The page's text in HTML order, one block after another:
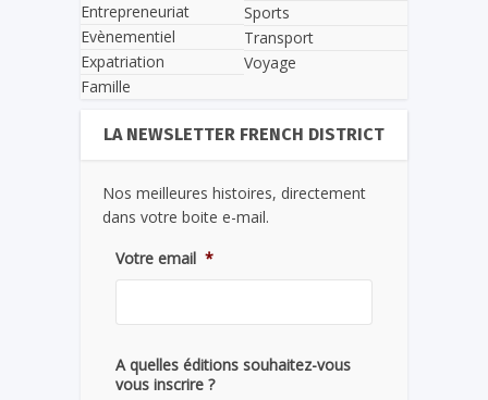
Entrepreneuriat
Evènementiel
Expatriation
Famille
Sports
Transport
Voyage
LA NEWSLETTER FRENCH DISTRICT
Nos meilleures histoires, directement
dans votre boite e-mail.
Votre email *
A quelles éditions souhaitez-vous
vous inscrire ?